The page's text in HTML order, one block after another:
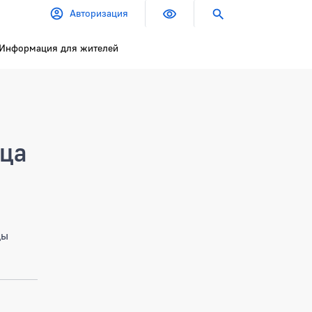
Авторизация
Информация для жителей